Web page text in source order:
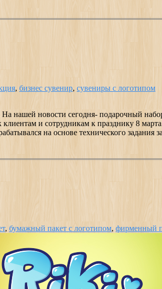
, бизнес сувенир, сувениры с логотипом
нашей новости сегодня- подарочный
и сотрудникам к празднику 8
на основе технического задания
, бумажный пакет с логотипом, фирменный